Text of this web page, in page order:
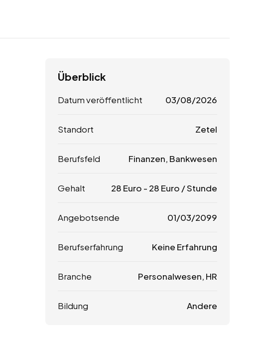
Überblick
Datum veröffentlicht 03/08/2026
Standort Zetel
Berufsfeld Finanzen, Bankwesen
Gehalt 28 Euro - 28 Euro / Stunde
Angebotsende 01/03/2099
Berufserfahrung Keine Erfahrung
Branche Personalwesen, HR
Bildung Andere